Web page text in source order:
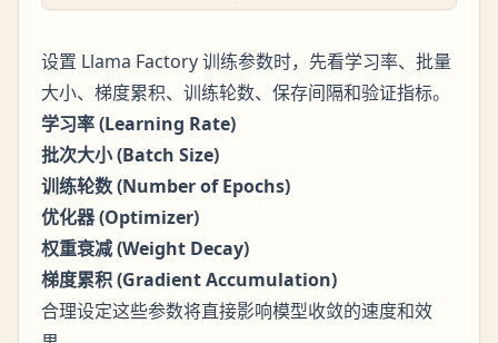
设置 Llama Factory 训练参数时，先看学习率、批量
大小、梯度累积、训练轮数、保存间隔和验证指标。
学习率 (Learning Rate)
批次大小 (Batch Size)
训练轮数 (Number of Epochs)
优化器 (Optimizer)
权重衰减 (Weight Decay)
梯度累积 (Gradient Accumulation)
合理设定这些参数将直接影响模型收敛的速度和效